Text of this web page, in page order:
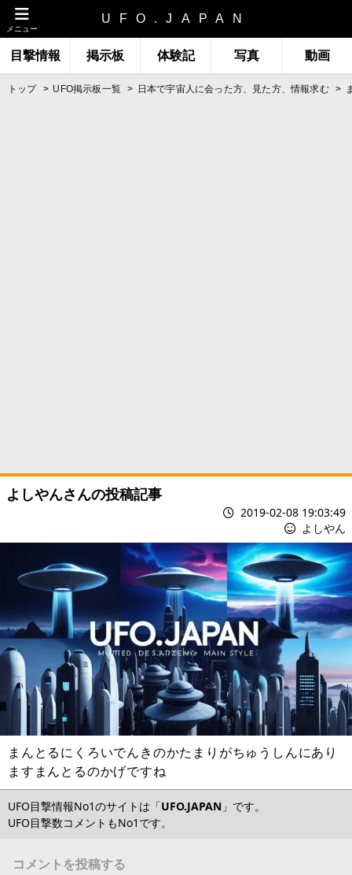
メニュー
UFO.JAPAN
目撃情報 掲示板 体験記 写真 動画
トップ UFO掲示板一覧 日本で宇宙人に会った方、見た方、情報求む
よしやんさんの投稿記事
2019-02-08 19:03:49
よしやん
まんとるにくろいでんきのかたまりがちゅうしんにあり
ますまんとるのかげですね
UFO目撃情報No1のサイトは「UFO.JAPAN 」です。
UFO目撃数コメントもNo1です。
コメントを投稿する